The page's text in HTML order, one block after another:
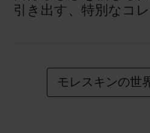
引き出す、特別なコ
モレスキンの世